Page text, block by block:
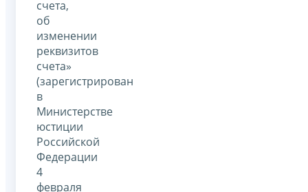
счета,
об
изменении
реквизитов
счета»
(зарегистрирован
в
Министерстве
юстиции
Российской
Федерации
4
февраля